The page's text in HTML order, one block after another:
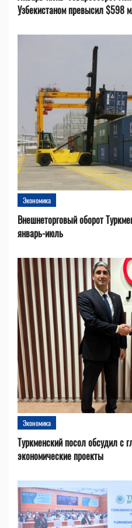
Узбекистаном превысил $598
Экономика
Внешнеторговый оборот
январь-июль
Экономика
Туркменский посол обсудил с
экономические проекты